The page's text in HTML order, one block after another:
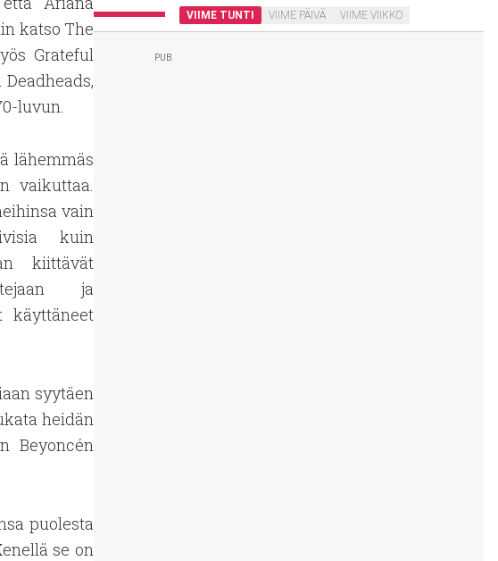
katso The
Grateful
luvun.
lähemmäs
vaikuttaa.
vain
kuin
kiittävät
ja
käyttäneet
syytäen
heidän
Beyoncén
puolesta
se on
VIIME TUNTI VIIME PÄIVÄ VIIME VIIKKO